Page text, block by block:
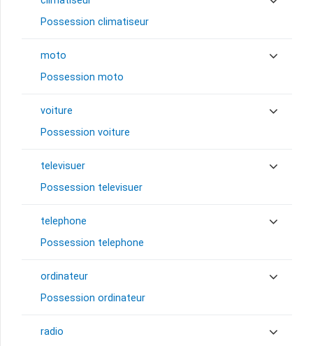
Possession climatiseur
moto
Possession moto
voiture
Possession voiture
televisuer
Possession televisuer
telephone
Possession telephone
ordinateur
Possession ordinateur
radio